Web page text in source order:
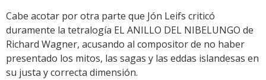
Cabe acotar por otra parte que Jón Leifs criticó
duramente la tetralogía EL ANILLO DEL NIBELUNGO de
Richard Wagner, acusando al compositor de no haber
presentado los mitos, las sagas y las eddas islandesas en
su justa y correcta dimensión.